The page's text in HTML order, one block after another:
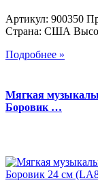
Артикул: 900350
Страна: США
Подробнее »
Мягкая
Боровик …